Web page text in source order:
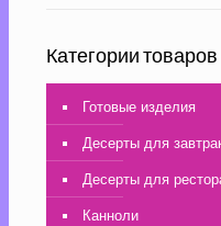
Категории товаров
Готовые изделия
Десерты для
Десерты для
Канноли